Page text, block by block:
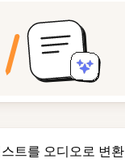
트를 오디오로 변환